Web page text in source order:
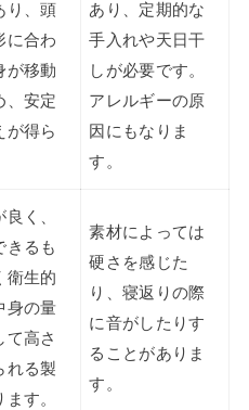
り、頭
に合わ
が移動
、安定
が得ら
あり、定期的な
手入れや天日干
しが必要です。
アレルギーの原
因にもなりま
す。
く、
きるも
衛生的
身の量
て高さ
れる製
す。
素材によっては
硬さを感じた
り、寝返りの際
に音がしたりす
ることがありま
す。